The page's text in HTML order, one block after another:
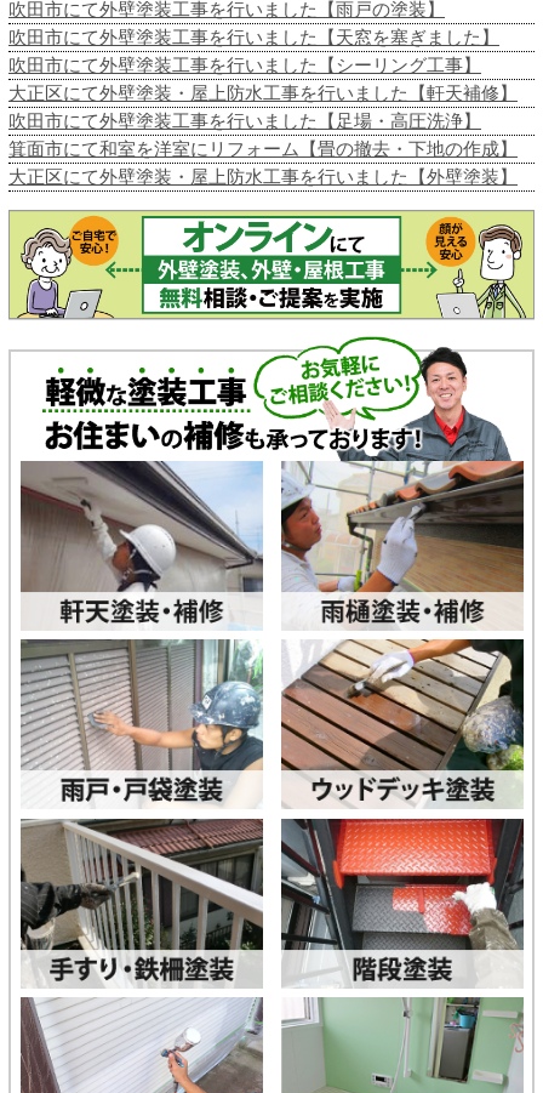
吹田市にて外壁塗装工事を行いました【雨戸の塗装】
吹田市にて外壁塗装工事を行いました【天窓を塞ぎました】
吹田市にて外壁塗装工事を行いました【シーリング工事】
大正区にて外壁塗装・屋上防水工事を行いました【軒天補修】
吹田市にて外壁塗装工事を行いました【足場・高圧洗浄】
箕面市にて和室を洋室にリフォーム【畳の撤去・下地の作成】
大正区にて外壁塗装・屋上防水工事を行いました【外壁塗装】